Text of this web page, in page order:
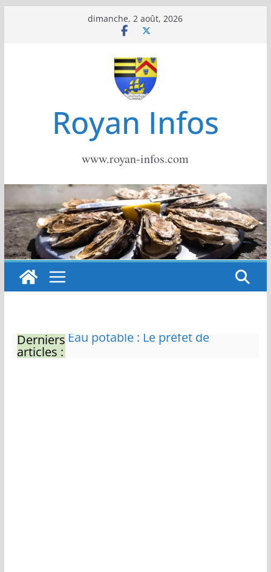
dimanche, 2 août, 2026
Royan Infos
www.royan-infos.com
Derniers
articles :
Zones de baignade surveillées